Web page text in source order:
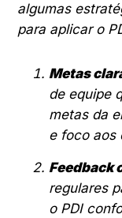
algumas
para aplicar o
Metas
de equipe
metas da
e foco aos
Feedback
regulares
o PDI